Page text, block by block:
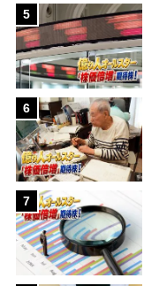
5
6
7